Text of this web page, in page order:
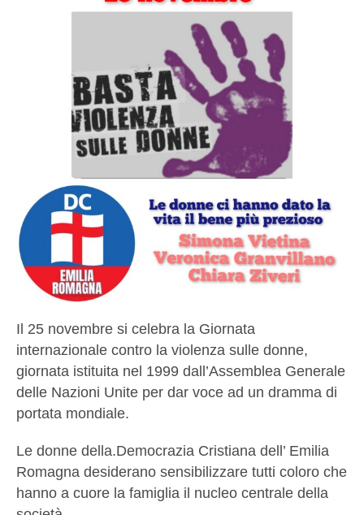
Il 25 novembre si celebra la Giornata
internazionale contro la violenza sulle donne,
giornata istituita nel 1999 dall’Assemblea Generale
delle Nazioni Unite per dar voce ad un dramma di
portata mondiale.
Le donne della.Democrazia Cristiana dell’ Emilia
Romagna desiderano sensibilizzare tutti coloro che
hanno a cuore la famiglia il nucleo centrale della